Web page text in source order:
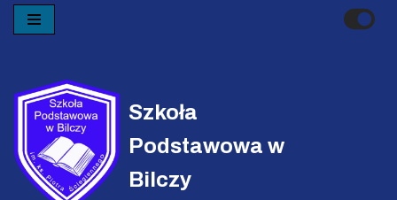
treści
Szkoła
Podstawowa w
Bilczy